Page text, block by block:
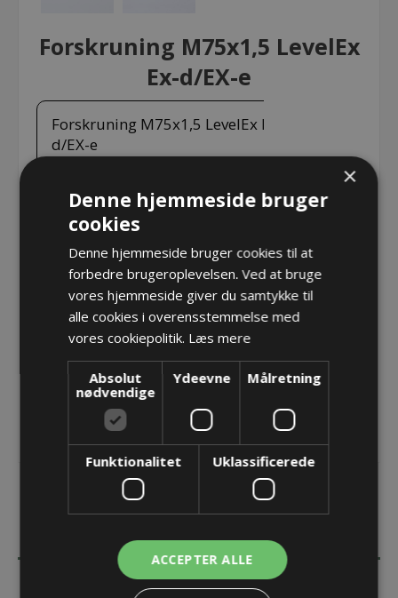
Forskruning M75x1,5 LevelEx
Ex-d/EX-e
Forskruning M75x1,5 LevelEx Ex-
d/EX-e
Forskruning M75x1,5 LevelEx Ex-d/EX-e
Varenr.:
Producent: Pflitsch GmbH & Co. KG
Opret konto for at se priser
KØB
BESKRIVELSE
SPECIFIKATIONER
×
Denne hjemmeside bruger
cookies
Denne hjemmeside bruger cookies til at
forbedre brugeroplevelsen. Ved at bruge
vores hjemmeside giver du samtykke til
alle cookies i overensstemmelse med
vores cookiepolitik. Læs mere
Absolut
nødvendige
Ydeevne Målretning
Funktionalitet Uklassificerede
ACCEPTER ALLE